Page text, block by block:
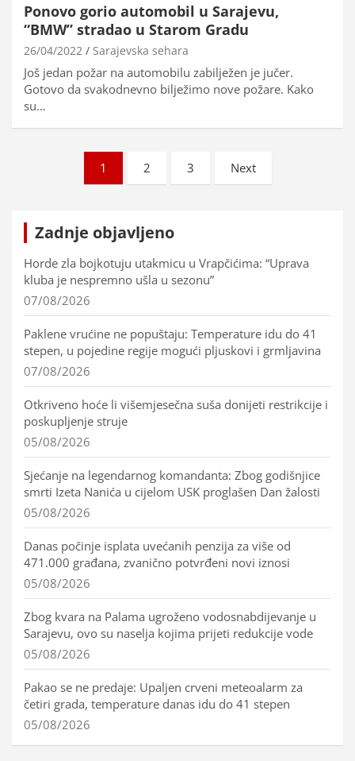
Ponovo gorio automobil u Sarajevu,
“BMW” stradao u Starom Gradu
26/04/2022 Sarajevska sehara
Još jedan požar na automobilu zabilježen je jučer.
Gotovo da svakodnevno bilježimo nove požare. Kako
su…
stranica
1 2 3 Next
Zadnje objavljeno
Horde zla bojkotuju utakmicu u Vrapčićima: “Uprava
kluba je nespremno ušla u sezonu”
07/08/2026
Paklene vrućine ne popuštaju: Temperature idu do 41
stepen, u pojedine regije mogući pljuskovi i grmljavina
07/08/2026
Otkriveno hoće li višemjesečna suša donijeti restrikcije i
poskupljenje struje
05/08/2026
Sjećanje na legendarnog komandanta: Zbog godišnjice
smrti Izeta Nanića u cijelom USK proglašen Dan žalosti
05/08/2026
Danas počinje isplata uvećanih penzija za više od
471.000 građana, zvanično potvrđeni novi iznosi
05/08/2026
Zbog kvara na Palama ugroženo vodosnabdijevanje u
Sarajevu, ovo su naselja kojima prijeti redukcije vode
05/08/2026
Pakao se ne predaje: Upaljen crveni meteoalarm za
četiri grada, temperature danas idu do 41 stepen
05/08/2026